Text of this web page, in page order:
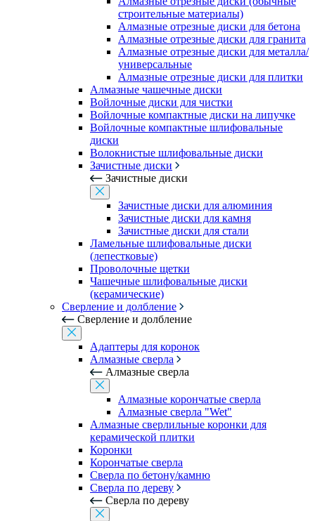
строительные материалы)
Алмазные отрезные диски для бетона
Алмазные отрезные диски для гранита
Алмазные отрезные диски для металла/
универсальные
Алмазные отрезные диски для плитки
Алмазные чашечные диски
Войлочные диски для чистки
Войлочные компактные диски на липучке
Войлочные компактные шлифовальные
диски
Волокнистые шлифовальные диски
Зачистные диски
Зачистные диски
Зачистные диски для алюминия
Зачистные диски для камня
Зачистные диски для стали
Ламельные шлифовальные диски
(лепестковые)
Проволочные щетки
Чашечные шлифовальные диски
(керамические)
Сверление и долбление
Сверление и долбление
Адаптеры для коронок
Алмазные сверла
Алмазные сверла
Алмазные корончатые сверла
Алмазные сверла "Wet"
Алмазные сверлильные коронки для
керамической плитки
Коронки
Корончатые сверла
Сверла по бетону/камню
Сверла по дереву
Сверла по дереву